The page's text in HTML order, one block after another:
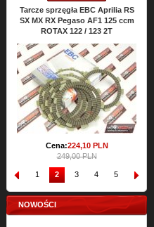
Tarcze sprzęgła EBC Aprilia RS
SX MX RX Pegaso AF1 125 ccm
ROTAX 122 / 123 2T
Cena:224,10PLN
249,00 PLN
1 2 3 4 5 6
NOWOŚCI